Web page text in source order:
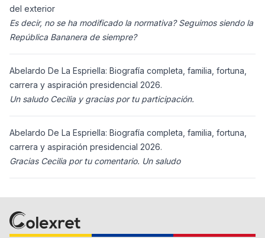
del exterior
Es decir, no se ha modificado la normativa? Seguimos siendo la
República Bananera de siempre?
Abelardo De La Espriella: Biografía completa, familia, fortuna,
carrera y aspiración presidencial 2026.
Un saludo Cecilia y gracias por tu participación.
Abelardo De La Espriella: Biografía completa, familia, fortuna,
carrera y aspiración presidencial 2026.
Gracias Cecilia por tu comentario. Un saludo